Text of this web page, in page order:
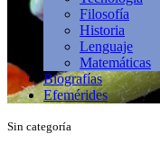
Filosofía
Historia
Lenguaje
Matemáticas
Biografías
Efemérides
Sin categoría